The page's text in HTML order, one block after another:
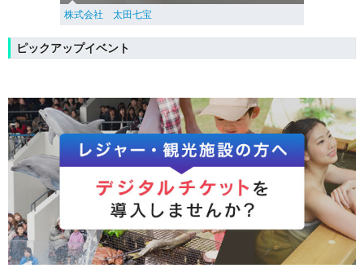
株式会社 太田七宝
ピックアップイベント